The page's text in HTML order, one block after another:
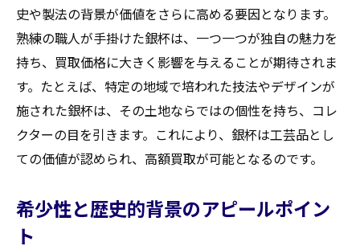
史や製法の背景が価値をさらに高める要因となります。
熟練の職人が手掛けた銀杯は、一つ一つが独自の魅力を
持ち、買取価格に大きく影響を与えることが期待されま
す。たとえば、特定の地域で培われた技法やデザインが
施された銀杯は、その土地ならではの個性を持ち、コレ
クターの目を引きます。これにより、銀杯は工芸品とし
ての価値が認められ、高額買取が可能となるのです。
希少性と歴史的背景のアピールポイン
ト